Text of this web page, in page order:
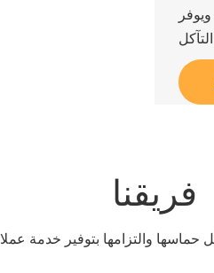
فريقنا
والتزامها بتوفير خدمة